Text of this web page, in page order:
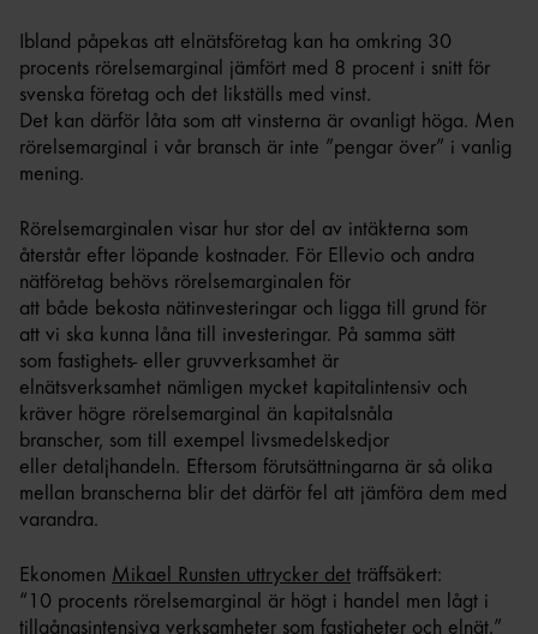
Ibland påpekas att elnätsföretag kan ha omkring 30
procents rörelsemarginal jämfört med 8 procent i snitt för
svenska företag och det likställs med vinst.
Det kan därför låta som att vinsterna är ovanligt höga. Men
rörelsemarginal i vår bransch är inte ”pengar över” i vanlig
mening.
Rörelsemarginalen visar hur stor del av intäkterna som
återstår efter löpande kostnader. För Ellevio och andra
nätföretag behövs rörelsemarginalen för
att både bekosta nätinvesteringar och ligga till grund för
att vi ska kunna låna till investeringar. På samma sätt
som fastighets- eller gruvverksamhet är
elnätsverksamhet nämligen mycket kapitalintensiv och
kräver högre rörelsemarginal än kapitalsnåla
branscher, som till exempel livsmedelskedjor
eller detaljhandeln. Eftersom förutsättningarna är så olika
mellan branscherna blir det därför fel att jämföra dem med
varandra.
Ekonomen Mikael Runsten uttrycker det träffsäkert:
“10 procents rörelsemarginal är högt i handel men lågt i
tillgångsintensiva verksamheter som fastigheter och elnät.”